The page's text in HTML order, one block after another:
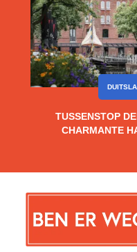
TUSSENSTOP
CHARMANTE